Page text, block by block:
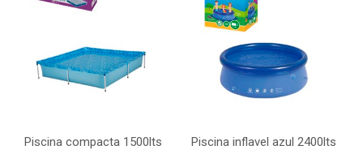
Piscina compacta 1500lts Piscina inflavel azul 2400lts